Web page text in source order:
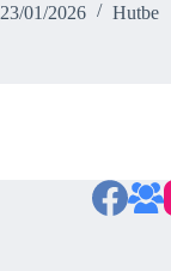
23/01/2026
Hutbe